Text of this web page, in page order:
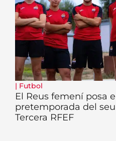
| Futbol
El Reus femení posa
pretemporada del
Tercera RFEF